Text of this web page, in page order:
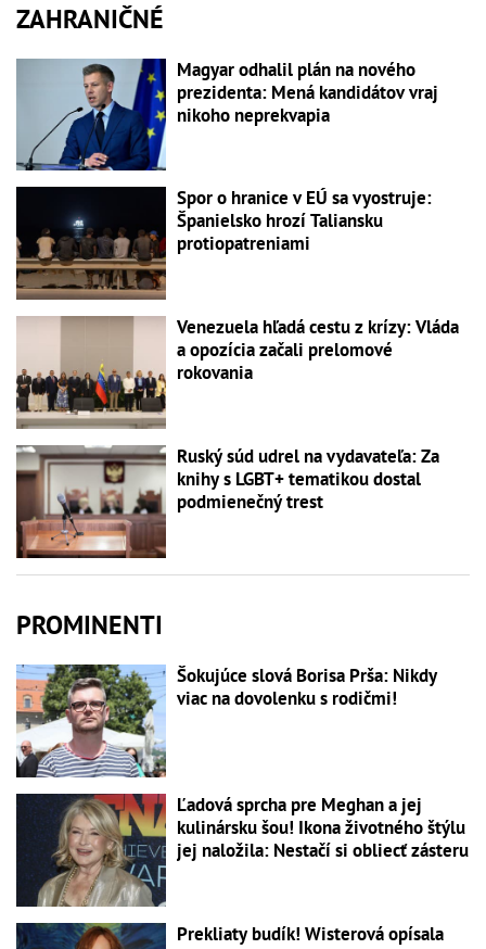
ZAHRANIČNÉ
Magyar odhalil plán na nového
prezidenta: Mená kandidátov vraj
nikoho neprekvapia
Spor o hranice v EÚ sa vyostruje:
Španielsko hrozí Taliansku
protiopatreniami
Venezuela hľadá cestu z krízy: Vláda
a opozícia začali prelomové
rokovania
Ruský súd udrel na vydavateľa: Za
knihy s LGBT+ tematikou dostal
podmienečný trest
PROMINENTI
Šokujúce slová Borisa Prša: Nikdy
viac na dovolenku s rodičmi!
Ľadová sprcha pre Meghan a jej
kulinársku šou! Ikona životného štýlu
jej naložila: Nestačí si obliecť zásteru
Prekliaty budík! Wisterová opísala